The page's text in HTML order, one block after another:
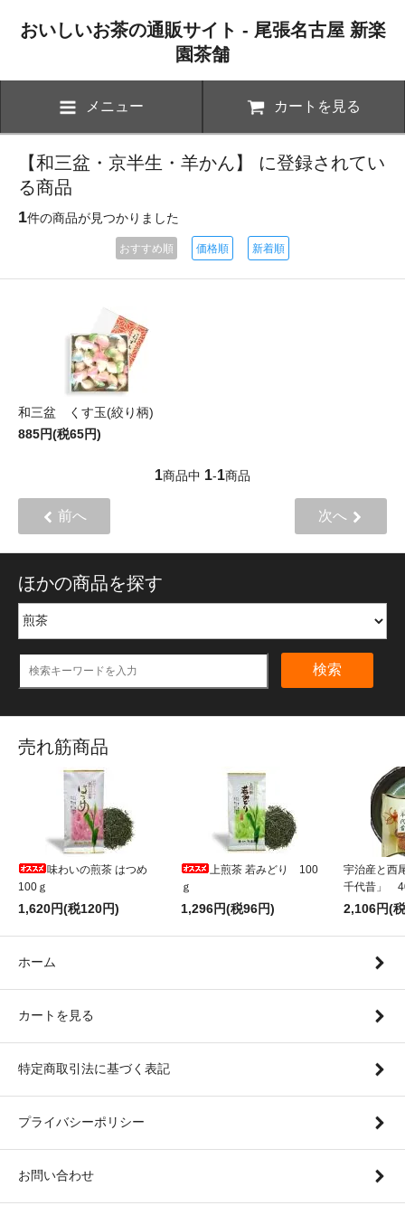
おいしいお茶の通販サイト - 尾張名古屋 新楽
園茶舗
メニュー カートを見る
【和三盆・京半生・羊かん】 に登録されてい
る商品
1件の商品が見つかりました
おすすめ順 価格順 新着順
和三盆 くす玉(絞り柄)
885円(税65円)
1商品中 1-1商品
前へ 次へ
ほかの商品を探す
検索
売れ筋商品
味わいの煎茶 はつめ
100ｇ
1,620円(税120円)
上煎茶 若みどり 100
ｇ
1,296円(税96円)
宇治産と
千代昔」
2,106円(
ホーム
カートを見る
特定商取引法に基づく表記
プライバシーポリシー
お問い合わせ